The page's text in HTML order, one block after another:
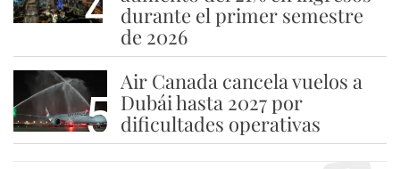
durante el primer semestre
de 2026
5
Air Canada cancela vuelos a
Dubái hasta 2027 por
dificultades operativas